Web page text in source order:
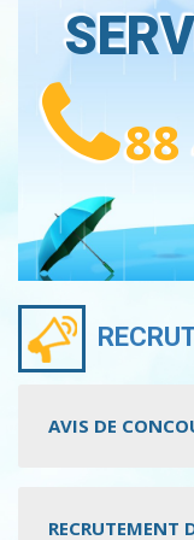
88
AVIS DE
RECRUTEMENT